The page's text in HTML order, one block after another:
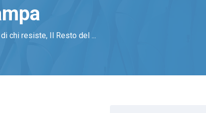
chi resiste, Il Resto del ...